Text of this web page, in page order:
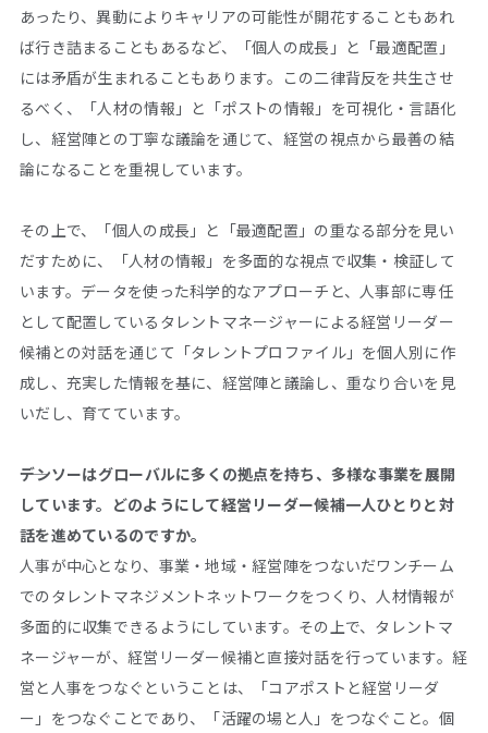
あったり、異動によりキャリアの可能性が開花することもあれ
ば行き詰まることもあるなど、「個人の成長」と「最適配置」
には矛盾が生まれることもあります。この二律背反を共生させ
るべく、「人材の情報」と「ポストの情報」を可視化・言語化
し、経営陣との丁寧な議論を通じて、経営の視点から最善の結
論になることを重視しています。
その上で、「個人の成長」と「最適配置」の重なる部分を見い
だすために、「人材の情報」を多面的な視点で収集・検証して
います。データを使った科学的なアプローチと、人事部に専任
として配置しているタレントマネージャーによる経営リーダー
候補との対話を通じて「タレントプロファイル」を個人別に作
成し、充実した情報を基に、経営陣と議論し、重なり合いを見
いだし、育てています。
――デンソーはグローバルに多くの拠点を持ち、多様な事業を展開
しています。どのようにして経営リーダー候補一人ひとりと対
話を進めているのですか。
人事が中心となり、事業・地域・経営陣をつないだワンチーム
でのタレントマネジメントネットワークをつくり、人材情報が
多面的に収集できるようにしています。その上で、タレントマ
ネージャーが、経営リーダー候補と直接対話を行っています。経
営と人事をつなぐということは、「コアポストと経営リーダ
ー」をつなぐことであり、「活躍の場と人」をつなぐこと。個